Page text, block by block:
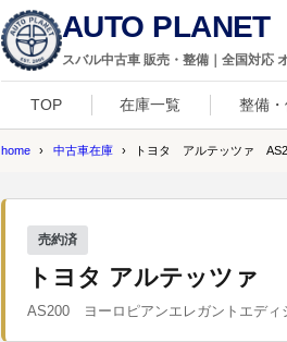
AUTO PLANET
スバル中古車 販売・整備｜全国対応
TOP 在庫一覧 整備
home 中古車在庫 トヨタ アルテッツァ
売約済
トヨタ アルテッツァ
AS200 ヨーロピアンエレガントエディ